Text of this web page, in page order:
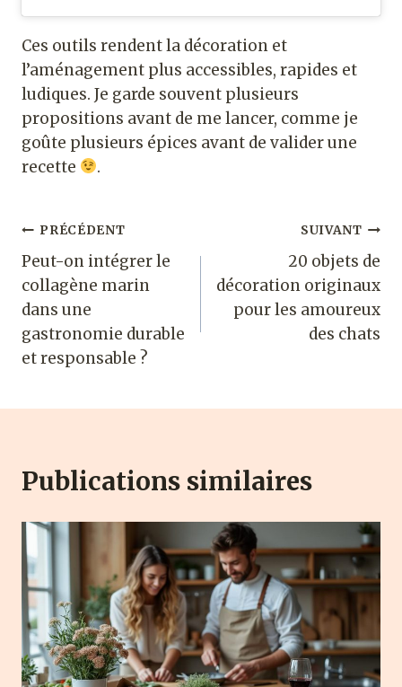
Ces outils rendent la décoration et
l’aménagement plus accessibles, rapides et
ludiques. Je garde souvent plusieurs
propositions avant de me lancer, comme je
goûte plusieurs épices avant de valider une
recette
.
Navigation
de
l’article
PRÉCÉDENT
Peut-on intégrer le
collagène marin
dans une
gastronomie durable
et responsable ?
SUIVANT
20 objets de
décoration originaux
pour les amoureux
des chats
Publications similaires